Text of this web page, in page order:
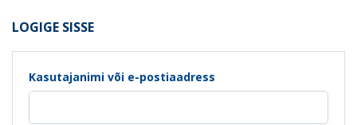
LOGIGE SISSE
Kasutajanimi või e-postiaadress